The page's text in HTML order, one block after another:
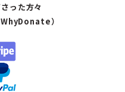
った方々
）